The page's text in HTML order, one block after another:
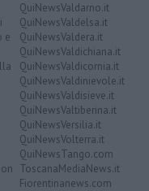
e
QuiNewsValdarno.it
QuiNewsValdelsa.it
QuiNewsValdera.it
QuiNewsValdichiana.it
QuiNewsValdicornia.it
QuiNewsValdinievole.it
QuiNewsValdisieve.it
QuiNewsValtiberina.it
QuiNewsVersilia.it
QuiNewsVolterra.it
QuiNewsTango.com
ToscanaMediaNews.it
Fiorentinanews.com